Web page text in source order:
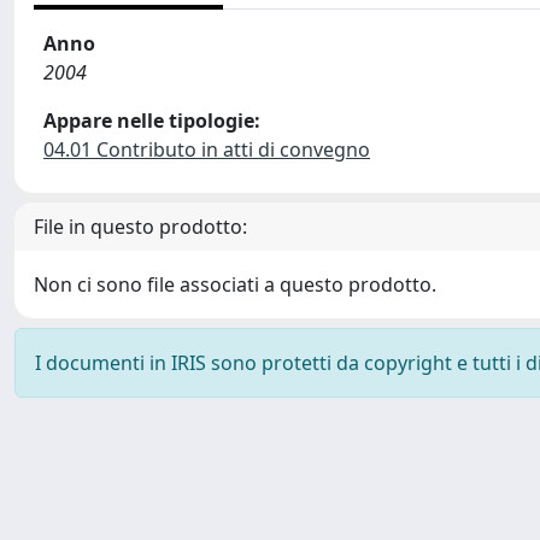
Anno
2004
Appare nelle tipologie:
04.01 Contributo in atti di convegno
File in questo prodotto:
Non ci sono file associati a questo prodotto.
I documenti in IRIS sono protetti da copyright e tutti i